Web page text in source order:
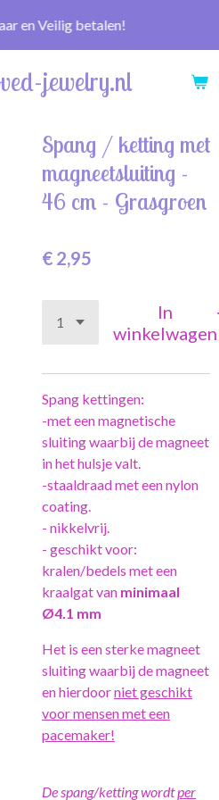
jewelry.nl
en Veilig betalen!
Spang / ketting met
magneetsluiting -
46 cm - Grasgroen
€ 2,95
In
winkelwagen
Spang kettingen:
-met een magnetische
sluiting waarbij de magneet
in het hulsje valt.
-staaldraad met een nylon
coating.
- nikkelvrij.
- geschikt voor:
kralen/bedels met een
kraalgat van minimaal
Ø4.1 mm
Het is een sterke magneet
sluiting waarbij de magneet
en hierdoorniet geschikt
voor mensen met een
pacemaker!
De spang/ketting wordtper